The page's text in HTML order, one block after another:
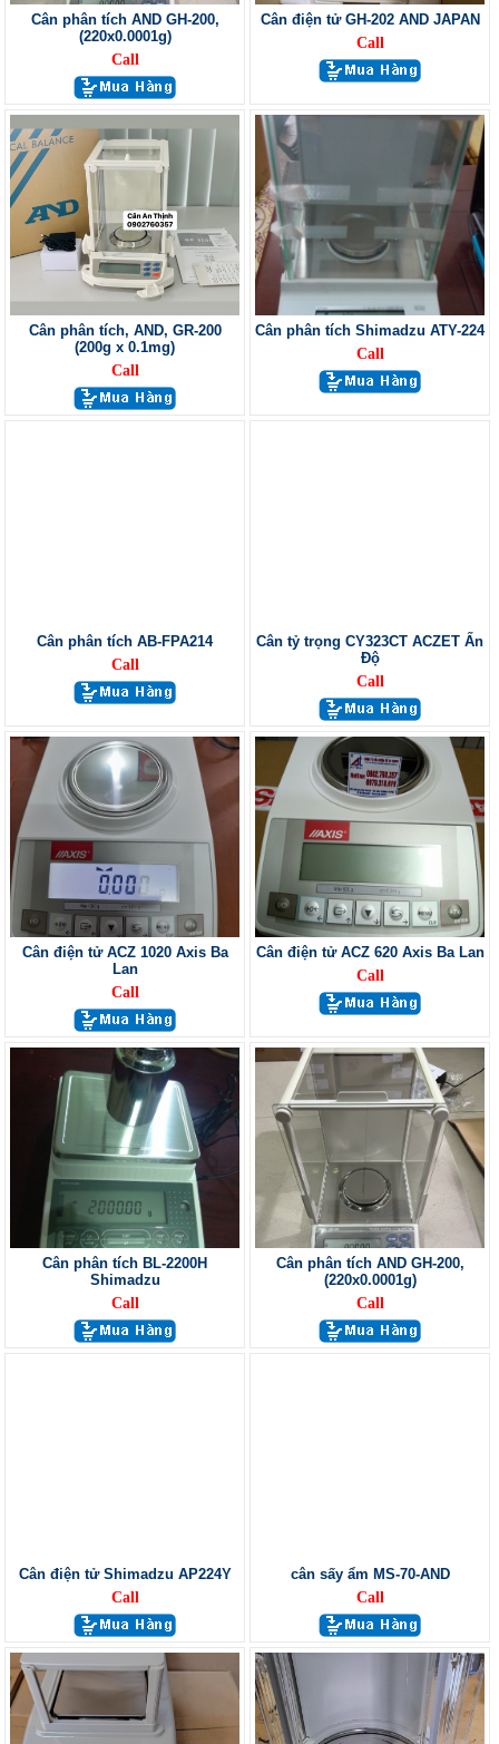
Cân phân tích AND GH-200,
(220x0.0001g)
Call
Cân điện tử GH-202 AND JAPAN
Call
Cân phân tích, AND, GR-200
(200g x 0.1mg)
Call
Cân phân tích Shimadzu ATY-224
Call
Cân phân tích AB-FPA214
Call
Cân tỷ trọng CY323CT ACZET Ấn
Độ
Call
Cân điện tử ACZ 1020 Axis Ba
Lan
Call
Cân điện tử ACZ 620 Axis Ba Lan
Call
Cân phân tích BL-2200H
Shimadzu
Call
Cân phân tích AND GH-200,
(220x0.0001g)
Call
Cân điện tử Shimadzu AP224Y
Call
cân sấy ẩm MS-70-AND
Call